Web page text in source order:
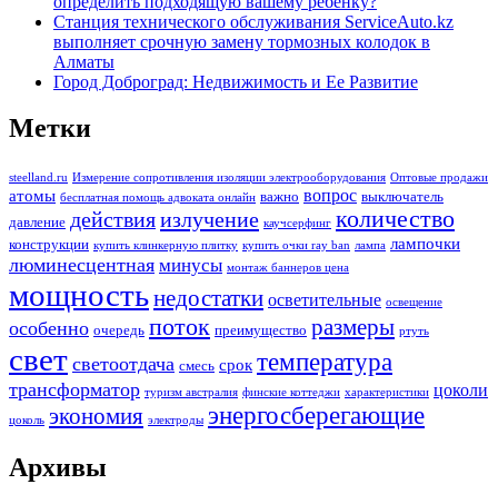
Станция технического обслуживания ServiceAuto.kz
выполняет срочную замену тормозных колодок в
Алматы
Город Доброград: Недвижимость и Ее Развитие
Метки
steelland.ru Измерение сопротивления изоляции электрооборудования Оптовые продажи
атомы бесплатная помощь адвоката онлайн важно вопрос выключатель
давление действияизлучение каучсерфинг количество
конструкции купить клинкерную плитку купить очки ray ban лампа лампочки
люминесцентная минусы монтаж баннеров цена
мощностьнедостатки осветительные освещение
особенно очередь поток преимущество размеры ртуть
свет светоотдача смесь срок температура
трансформатор туризм австралия финские коттеджи характеристики цоколи
цоколь экономия электроды энергосберегающие
Архивы